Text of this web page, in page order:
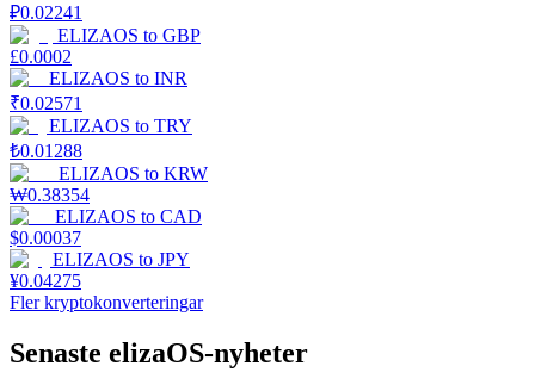
₽0.02241
ELIZAOS to GBP
£0.0002
ELIZAOS to INR
₹0.02571
ELIZAOS to TRY
₺0.01288
ELIZAOS to KRW
₩0.38354
ELIZAOS to CAD
$0.00037
ELIZAOS to JPY
¥0.04275
Fler kryptokonverteringar
Senaste elizaOS-nyheter